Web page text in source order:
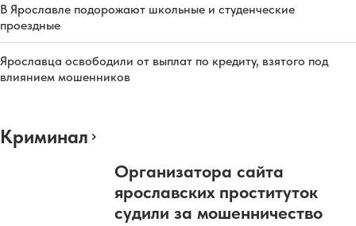
В Ярославле подорожают школьные и студенческие
проездные
Ярославца освободили от выплат по кредиту, взятого под
влиянием мошенников
Криминал
Организатора сайта
ярославских проституток
судили за мошенничество